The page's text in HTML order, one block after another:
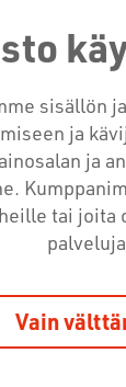
sisällön
ja
ja
tai joita
Vain